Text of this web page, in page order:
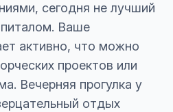
сегодня не лучший
Ваше
активно, что можно
проектов или
Вечерняя прогулка у
отдых